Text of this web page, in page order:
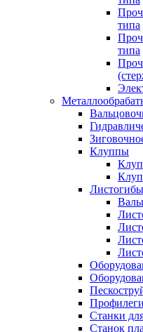
типа
типа
Клуппы
Листогибы
Станки
Станок